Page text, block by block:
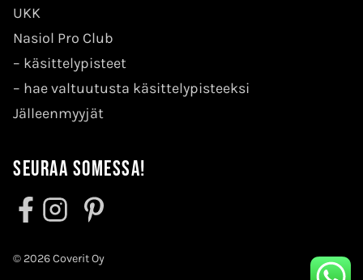
UKK
Nasiol Pro Club
– käsittelypisteet
– hae valtuutusta käsittelypisteeksi
Jälleenmyyjät
Seuraa somessa!
© 2026 Coverit Oy